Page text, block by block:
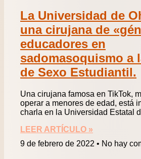
La Universidad de
una cirujana de
educadores en
sadomasoquismo a
de Sexo Estudiantil.
Una cirujana famosa en TikTok,
operar a menores de edad, está
charla en la Universidad Estatal
LEER ARTÍCULO »
9 de febrero de 2022
No hay